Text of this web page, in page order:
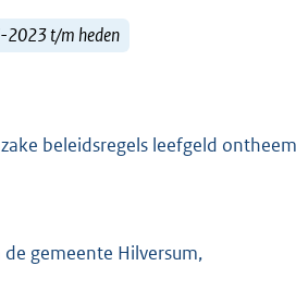
2023 t/m heden
beleidsregels leefgeld
gemeente Hilversum,